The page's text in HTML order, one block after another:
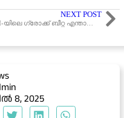
NEXT POST
AI-യിലെ ഗ്രോക്ക് ബീറ്റ എന്താണ്, മറ്റ് ചാറ്റ്ബോട്ടുകളിൽ നിന്നും എന്താണ് വ്യത്യസ്തത?
8, 2025